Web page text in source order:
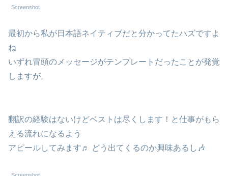
Screenshot
最初から私が日本語ネイティブだと分かってたハズですよ
ね
いずれ冒頭のメッセージがテンプレートだったことが発覚
しますが。
翻訳の経験はないけどベストは尽くします！と仕事がもら
える流れになるよう
アピールしてみます♬ どう出てくるのか興味あるし🎶